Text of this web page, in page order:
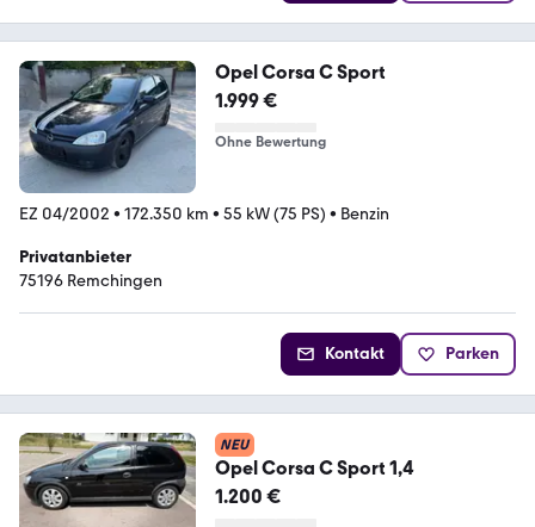
Opel Corsa C Sport
1.999 €
Ohne Bewertung
EZ 04/2002 • 172.350 km • 55 kW (75 PS) • Benzin
Privatanbieter
75196 Remchingen
Kontakt Parken
NEU
Opel Corsa C Sport 1,4
1.200 €